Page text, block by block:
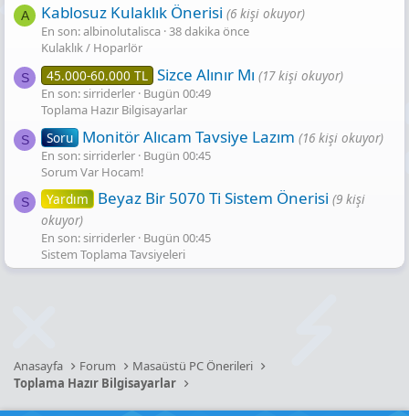
A Kablosuz Kulaklık Önerisi (6 kişi okuyor)
En son: albinolutalisca 38 dakika önce
Kulaklık / Hoparlör
S 45.000-60.000 TL Sizce Alınır Mı (17 kişi okuyor)
En son: sirriderler Bugün 00:49
Toplama Hazır Bilgisayarlar
S Soru Monitör Alıcam Tavsiye Lazım (16 kişi okuyor)
En son: sirriderler Bugün 00:45
Sorum Var Hocam!
S Yardım Beyaz Bir 5070 Ti Sistem Önerisi (9 kişi
okuyor)
En son: sirriderler Bugün 00:45
Sistem Toplama Tavsiyeleri
Anasayfa Forum
Masaüstü PC Önerileri
Toplama Hazır Bilgisayarlar